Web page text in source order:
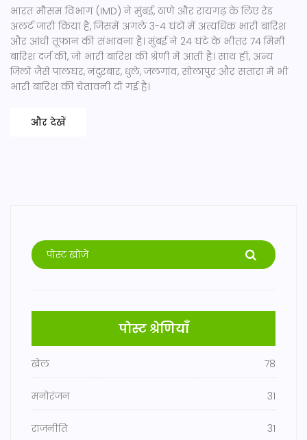
भारत मौसम विभाग (IMD) ने मुंबई, ठाणे और रायगढ़ के लिए रेड
अलर्ट जारी किया है, जिसमें अगले 3-4 घंटों में अत्यधिक भारी बारिश
और आंधी तूफान की संभावना है। मुंबई ने 24 घंटे के भीतर 74 मिमी
बारिश दर्ज की, जो भारी बारिश की श्रेणी में आती है। साथ ही, अन्य
जिलों जैसे पालघर, नंदुरबार, धुले, जलगांव, सोलापुर और सतारा में भी
भारी बारिश की चेतावनी दी गई है।
और देखें
पोस्ट श्रेणियाँ
खेल 78
मनोरंजन 31
राजनीति 31